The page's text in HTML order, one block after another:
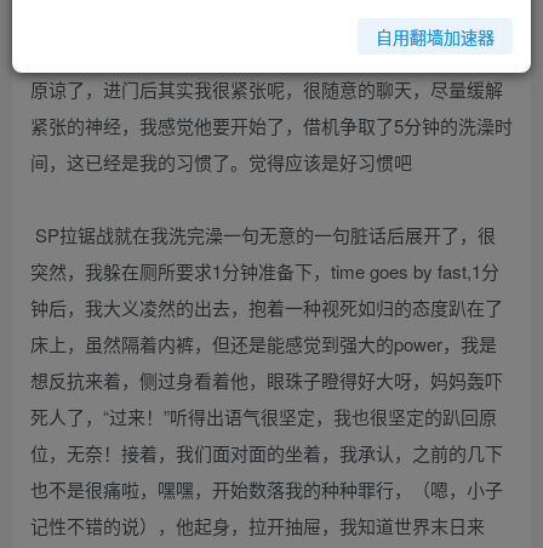
那天还是迟到了，虽然不是有意的，但daddy还是很温柔的
原谅了，进门后其实我很紧张呢，很随意的聊天，尽量缓解
紧张的神经，我感觉他要开始了，借机争取了5分钟的洗澡时
间，这已经是我的习惯了。觉得应该是好习惯吧
SP拉锯战就在我洗完澡一句无意的一句脏话后展开了，很
突然，我躲在厕所要求1分钟准备下，time goes by fast,1分
钟后，我大义凌然的出去，抱着一种视死如归的态度趴在了
床上，虽然隔着内裤，但还是能感觉到强大的power，我是
想反抗来着，侧过身看着他，眼珠子瞪得好大呀，妈妈轰吓
死人了，“过来！”听得出语气很坚定，我也很坚定的趴回原
位，无奈！接着，我们面对面的坐着，我承认，之前的几下
也不是很痛啦，嘿嘿，开始数落我的种种罪行，（嗯，小子
记性不错的说），他起身，拉开抽屉，我知道世界末日来
自用翻墙加速器